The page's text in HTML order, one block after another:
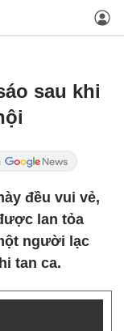
sau khi
đều vui vẻ,
lan tỏa
người lạc
tan ca.